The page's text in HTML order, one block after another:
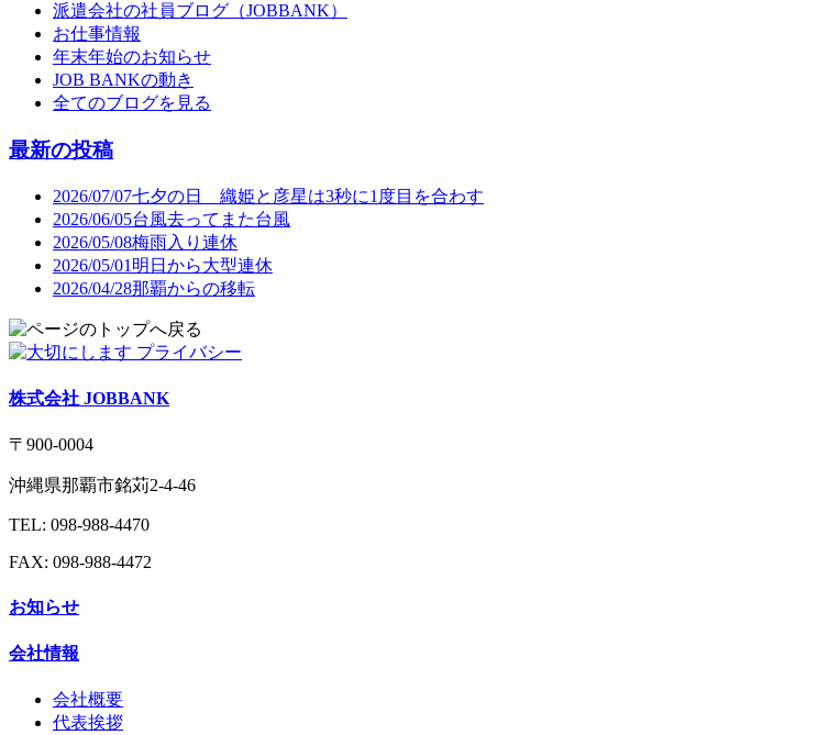
派遣会社の社員ブログ（JOBBANK）
お仕事情報
年末年始のお知らせ
JOB BANKの動き
全てのブログを見る
最新の投稿
2026/07/07七夕の日 織姫と彦星は3秒に1度目を合わす
2026/06/05台風去ってまた台風
2026/05/08梅雨入り連休
2026/05/01 明日から大型連休
2026/04/28那覇からの移転
株式会社 JOBBANK
〒900-0004
沖縄県那覇市銘苅2-4-46
TEL: 098-988-4470
FAX: 098-988-4472
お知らせ
会社情報
会社概要
代表挨拶